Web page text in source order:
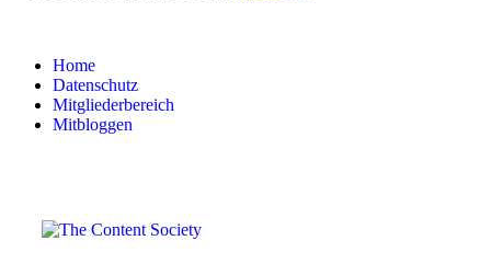
Home
Datenschutz
Mitgliederbereich
Mitbloggen